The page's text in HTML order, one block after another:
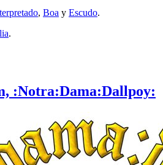
, Boa y Escudo.
.
:Notra:Dama:Dallpoy: